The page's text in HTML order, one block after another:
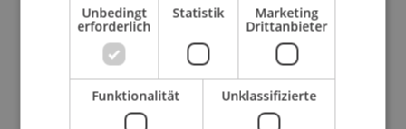
Wir benötigen Ihre Einwilligung
Um dieses YouTube Video ansehen zu
können, muss der Datenverarbeitung in
der Kategorie "Marketing Drittanbieter"
zugestimmt werden. Weitere Details zur
Unbedingt
erforderlich
Statistik Marketing
Drittanbieter
Funktionalität Unklassifizierte